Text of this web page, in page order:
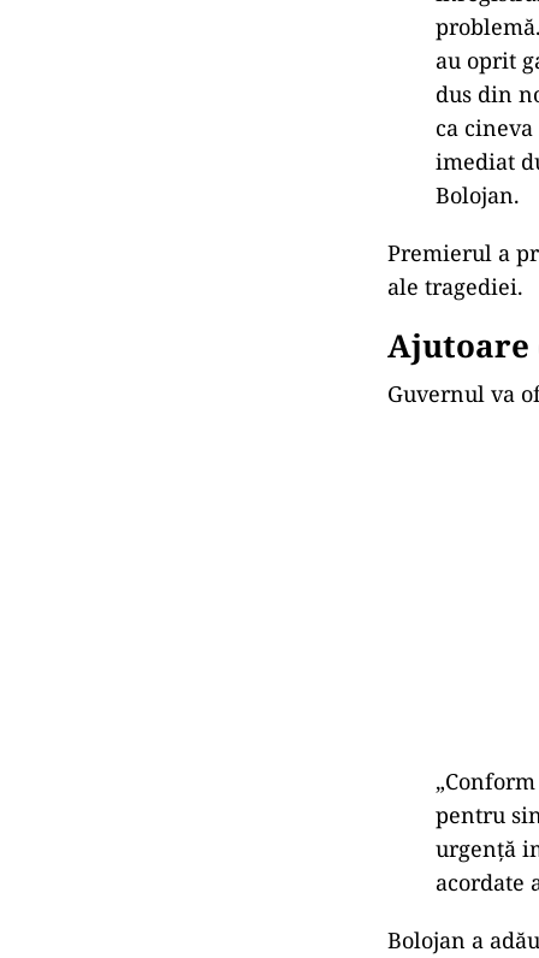
au oprit
dus din
ca
imediat
Bolojan.
Premierul a
ale tragediei.
Ajutoare
Guvernul va
pentru
urgență
acordate
Bolojan a